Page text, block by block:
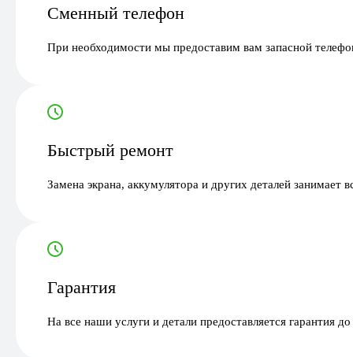
Сменный телефон
При необходимости мы предоставим вам запасной
Быстрый ремонт
Замена экрана, аккумулятора и других деталей занимает
Гарантия
На все наши услуги и детали предоставляется гарантия